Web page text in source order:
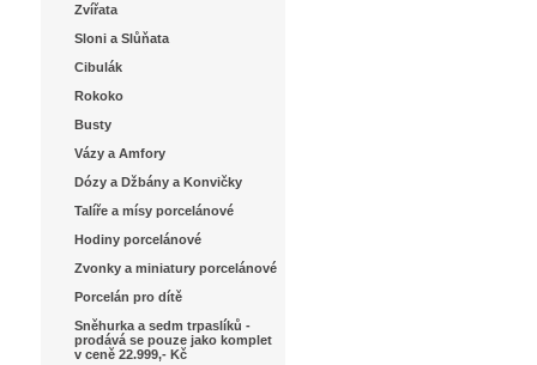
Zvířata
Sloni a Slůňata
Cibulák
Rokoko
Busty
Vázy a Amfory
Dózy a Džbány a Konvičky
Talíře a mísy porcelánové
Hodiny porcelánové
Zvonky a miniatury porcelánové
Porcelán pro dítě
Sněhurka a sedm trpaslíků -
prodává se pouze jako komplet
v ceně 22.999,- Kč